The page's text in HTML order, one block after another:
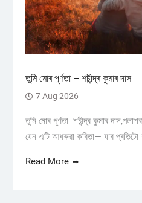
তুমি মোৰ পূৰ্ণতা – শচীন্দ্ৰ কুমাৰ দাস
7 Aug 2026
তুমি মোৰ পূৰ্ণতা শচীন্দ্ৰ কুমাৰ
যেন এটি আধৰুৱা কবিতা— যাৰ প্ৰতিটো
Read More